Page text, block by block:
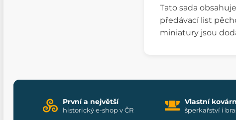
Tato sada
předávací list
miniatury jsou
První a největší
historický e-shop v ČR
Vlastní
šperkařství i